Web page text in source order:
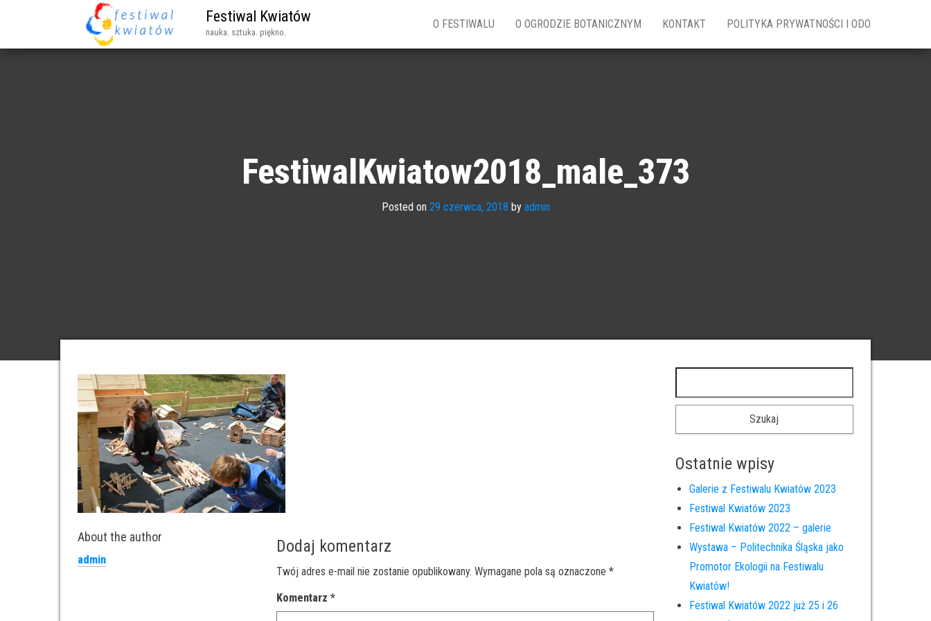
Festiwal Kwiatów
nauka. sztuka. piękno.
O FESTIWALU O OGRODZIE BOTANICZNYM KONTAKT POLITYKA PRYWATNOŚCI I ODO
FestiwalKwiatow2018_male_373
Posted on 29 czerwca, 2018 by admin
About the author
admin
Dodaj komentarz
Twój adres e-mail nie zostanie opublikowany. Wymagane pola są oznaczone*
Komentarz*
Ostatnie wpisy
Galerie z Festiwalu Kwiatów 2023
Festiwal Kwiatów 2023
Festiwal Kwiatów 2022 – galerie
Wystawa – Politechnika Śląska jako
Promotor Ekologii na Festiwalu
Kwiatów!
Festiwal Kwiatów 2022 już 25 i 26